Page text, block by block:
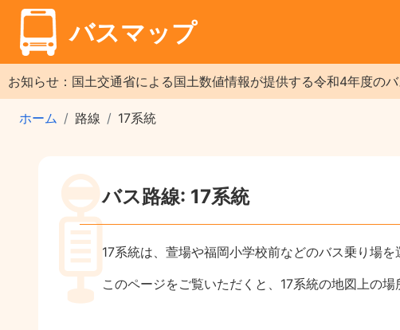
バスマップ
お知らせ：国土交通省による国土数値情報が提供する令和4年度の
ホーム 路線 17系統
バス路線: 17系統
17系統は、萱場や福岡小学校前などのバス乗り場を
このページをご覧いただくと、17系統の地図上の